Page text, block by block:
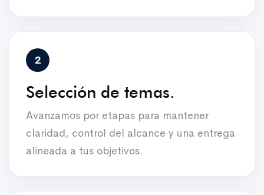
Selección de temas.
Avanzamos por etapas para mantener
claridad, control del alcance y una entrega
alineada a tus objetivos.